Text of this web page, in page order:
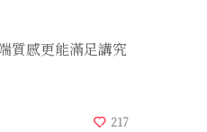
質感更能滿足講究
217